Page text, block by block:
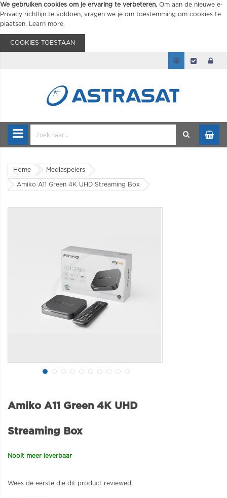
We gebruiken cookies om je ervaring te verbeteren. Om aan de nieuwe e-
Privacy richtlijn te voldoen, vragen we je om toestemming om cookies te
plaatsen.
Learn more.
COOKIES TOESTAAN
Home Mediaspelers
Amiko A11 Green 4K UHD Streaming Box
Amiko A11 Green 4K UHD
Streaming Box
Nooit meer leverbaar
Wees de eerste die dit product reviewed